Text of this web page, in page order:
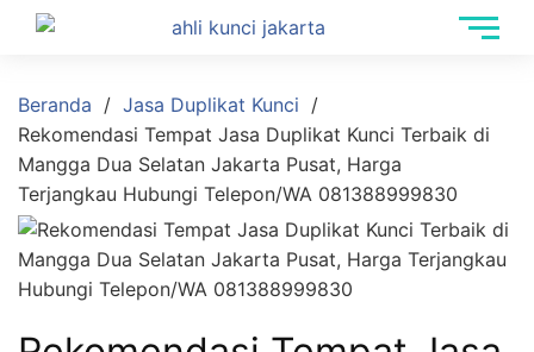
Beranda
Jasa Duplikat Kunci
Rekomendasi Tempat Jasa Duplikat Kunci Terbaik di
Mangga Dua Selatan Jakarta Pusat, Harga
Terjangkau Hubungi Telepon/WA 081388999830